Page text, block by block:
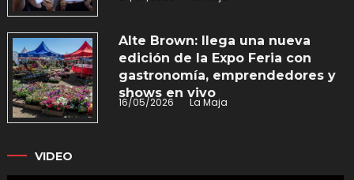
Alte Brown: llega una nueva
edición de la Expo Feria con
gastronomía, emprendedores y
shows en vivo
16/05/2026 La Maja
VIDEO